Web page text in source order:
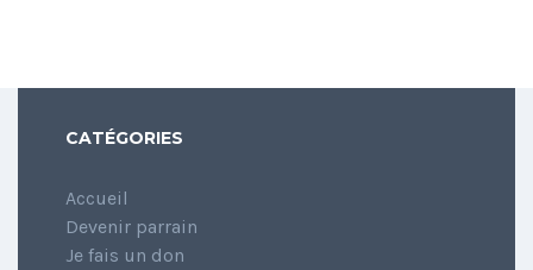
CATÉGORIES
Accueil
Devenir parrain
Je fais un don